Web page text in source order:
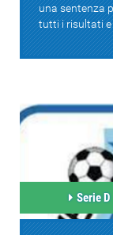
una sentenza
tutti i risultati
Serie D